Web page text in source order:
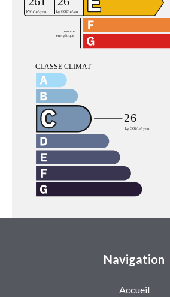
Navigation
Accueil